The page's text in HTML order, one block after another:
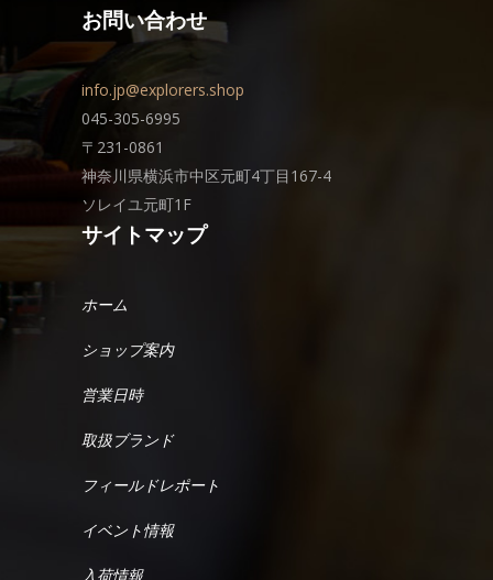
お問い合わせ
info.jp@explorers.shop
045-305-6995
〒231-0861
神奈川県横浜市中区元町4丁目167-4
ソレイユ元町1F
サイトマップ
ホーム
ショップ案内
営業日時
取扱ブランド
フィールドレポート
イベント情報
入荷情報